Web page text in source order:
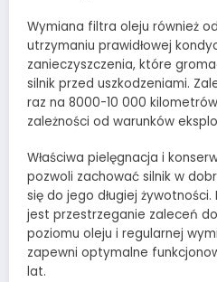
Wymiana filtra oleju również
utrzymaniu prawidłowej
zanieczyszczenia, które
silnik przed uszkodzeniami.
raz na 8000-10 000
zależności od warunków
Właściwa pielęgnacja i
pozwoli zachować silnik w
się do jego długiej
jest przestrzeganie zaleceń
poziomu oleju i regularnej
zapewni optymalne
lat.